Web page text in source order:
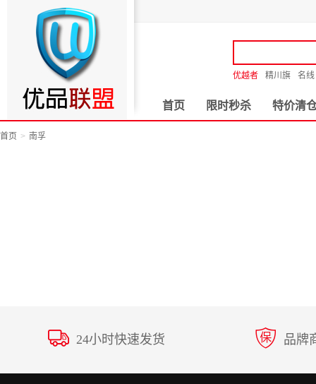
优越者 精川旗 名线
首页 限时秒杀 特价清
首页 南孚
24小时快速发货 品牌